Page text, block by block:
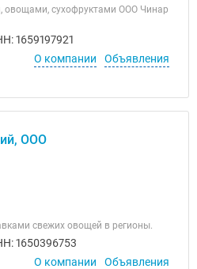
овощами, сухофруктами ООО Чинар
1659197921
О компании
Объявления
ООО
свежих овощей в регионы.
1650396753
О компании
Объявления